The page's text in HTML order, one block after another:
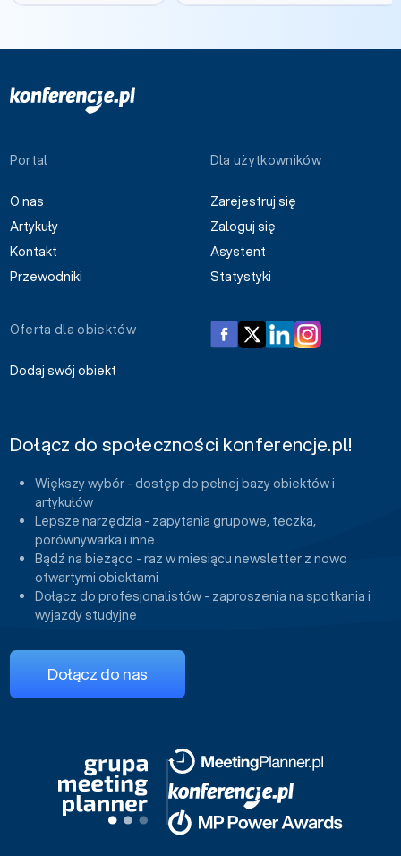
Portal
O nas
Artykuły
Kontakt
Przewodniki
Dla użytkowników
Zarejestruj się
Zaloguj się
Asystent
Statystyki
Oferta dla obiektów
Dodaj swój obiekt
Dołącz do społeczności konferencje.pl!
Większy wybór - dostęp do pełnej bazy obiektów i
artykułów
Lepsze narzędzia - zapytania grupowe, teczka,
porównywarka i inne
Bądź na bieżąco - raz w miesiącu newsletter z nowo
otwartymi obiektami
Dołącz do profesjonalistów - zaproszenia na spotkania i
wyjazdy studyjne
Dołącz do nas